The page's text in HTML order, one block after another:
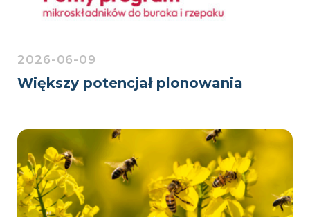
2026-06-09
Większy potencjał plonowania